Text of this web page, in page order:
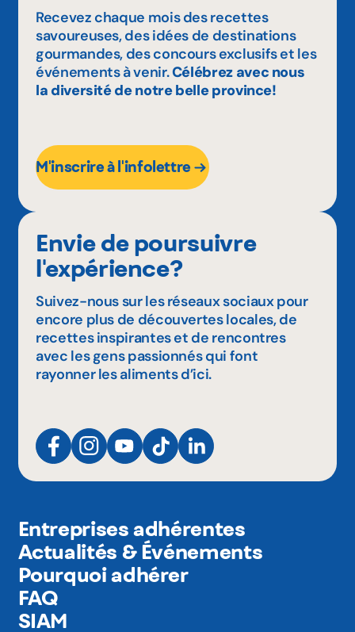
Recevez chaque mois des recettes
savoureuses, des idées de destinations
gourmandes, des concours exclusifs et les
événements à venir.Célébrez avec nous
la diversité de notre belle province!
M'inscrire à l'infolettre
Envie de poursuivre
l'expérience?
Suivez-nous sur les réseaux sociaux pour
encore plus de découvertes locales, de
recettes inspirantes et de rencontres
avec les gens passionnés qui font
rayonner les aliments d’ici.
Entreprises adhérentes
Actualités & Événements
Pourquoi adhérer
FAQ
SIAM